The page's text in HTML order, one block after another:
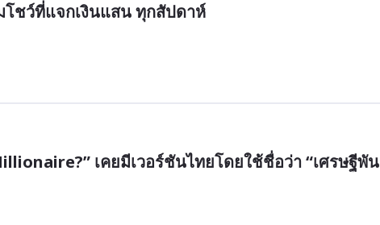
โชว์ที่แจกเงินแสน ทุกสัปดาห์
เคยมีเวอร์ชันไทยโดยใช้ชื่อว่า “เศรษฐีพัน